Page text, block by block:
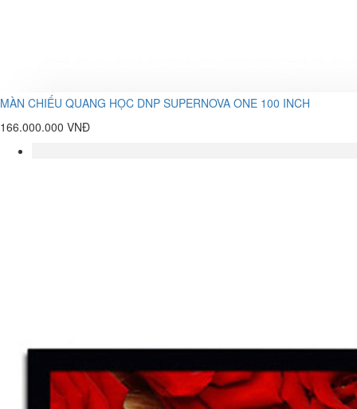
MÀN CHIẾU QUANG HỌC DNP SUPERNOVA ONE 100 INCH
166.000.000 VNĐ